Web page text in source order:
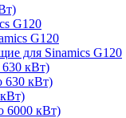
G120
G120
для Sinamics G120
кВт)
630 кВт)
6000 кВт)